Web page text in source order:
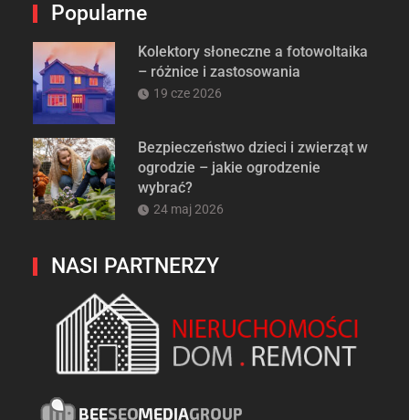
Popularne
Kolektory słoneczne a fotowoltaika
– różnice i zastosowania
19 cze 2026
Bezpieczeństwo dzieci i zwierząt w
ogrodzie – jakie ogrodzenie
wybrać?
24 maj 2026
NASI PARTNERZY